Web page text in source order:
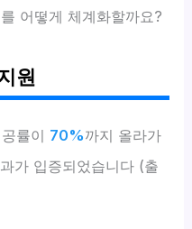
어떻게 체계화할까요?
원
률이 70%까지 올라가
가 입증되었습니다 (출